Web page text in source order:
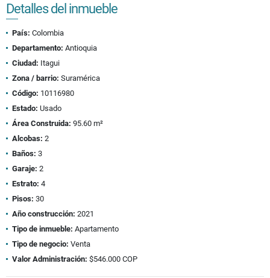
Detalles del inmueble
País: Colombia
Departamento: Antioquia
Ciudad: Itagui
Zona / barrio: Suramérica
Código: 10116980
Estado: Usado
Área Construida: 95.60 m²
Alcobas: 2
Baños: 3
Garaje: 2
Estrato: 4
Pisos: 30
Año construcción: 2021
Tipo de inmueble: Apartamento
Tipo de negocio: Venta
Valor Administración: $546.000 COP